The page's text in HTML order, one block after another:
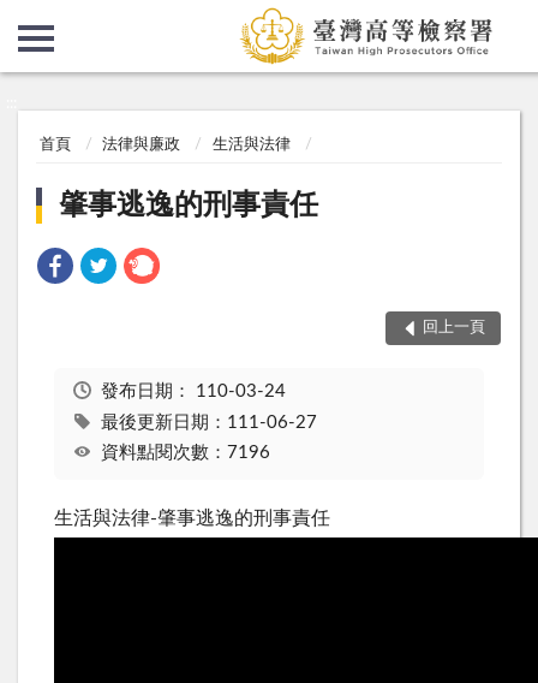
首頁 法律與廉政 生活與法律
肇事逃逸的刑事責任
回上一頁
發布日期： 110-03-24
最後更新日期：111-06-27
資料點閱次數：7196
生活與法律-肇事逃逸的刑事責任